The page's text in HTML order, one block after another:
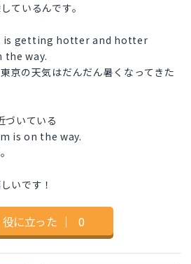
ているんです。
is getting hotter and hotter
the way.
京の天気はだんだん暑くなってきた
いている
is on the way.
いです！
役に立った ｜ 0